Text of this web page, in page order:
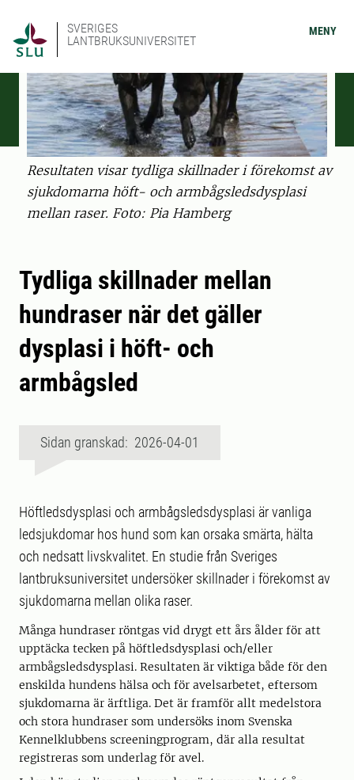
SVERIGES
LANTBRUKSUNIVERSITET
MENY
Resultaten visar tydliga skillnader i förekomst av
sjukdomarna höft- och armbågsledsdysplasi
mellan raser. Foto: Pia Hamberg
Tydliga skillnader mellan
hundraser när det gäller
dysplasi i höft- och
armbågsled
Sidan granskad: 2026-04-01
Höftledsdysplasi och armbågsledsdysplasi är vanliga
ledsjukdomar hos hund som kan orsaka smärta, hälta
och nedsatt livskvalitet. En studie från Sveriges
lantbruksuniversitet undersöker skillnader i förekomst av
sjukdomarna mellan olika raser.
Många hundraser röntgas vid drygt ett års ålder för att
upptäcka tecken på höftledsdysplasi och/eller
armbågsledsdysplasi. Resultaten är viktiga både för den
enskilda hundens hälsa och för avelsarbetet, eftersom
sjukdomarna är ärftliga. Det är framför allt medelstora
och stora hundraser som undersöks inom Svenska
Kennelklubbens screeningprogram, där alla resultat
registreras som underlag för avel.